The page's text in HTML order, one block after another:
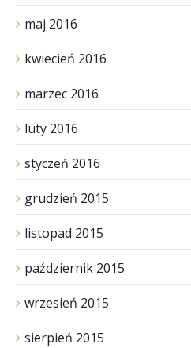
maj 2016
kwiecień 2016
marzec 2016
luty 2016
styczeń 2016
grudzień 2015
listopad 2015
październik 2015
wrzesień 2015
sierpień 2015